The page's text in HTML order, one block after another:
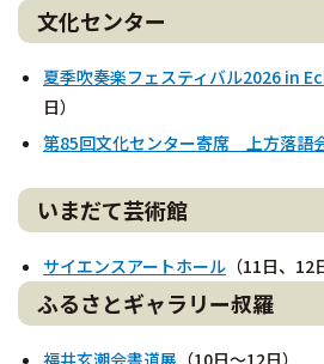
文化センター
夏季吹奏楽フェスティバル2026 in
日）
第85回文化センター寄席 上方落語
いまだて芸術館
サイエンスアートホール （11日、12
ふるさとギャラリー叔羅
福井玄潮会書道展 （10日～12日）